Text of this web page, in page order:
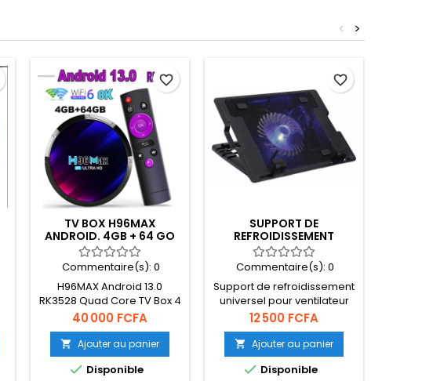
>
<
TV BOX H96MAX
ANDROID. 4GB + 64 GO
Commentaire(s): 0
H96MAX Android 13.0
RK3528 Quad Core TV Box 4
+ 32 Go Double WIFI 6
Bluetooth 5.0 Décodeur 8K
H.265 Écran Cast 3000Mps
Prix
40 000 FCFA
 Ajouter au panier
 Disponible
favorite_border
SUPPORT DE
REFROIDISSEMENT
UNIVERSEL POUR PC
Commentaire(s): 0
Support de refroidissement
universel pour ventilateur
d'ordinateur portable
réglable pour Ordinateur
portable -
9/10/11/12/13/14/15/16/17
pouces.
Prix
12 500 FCFA
 Ajouter au panier
 Disponible
favorite_border